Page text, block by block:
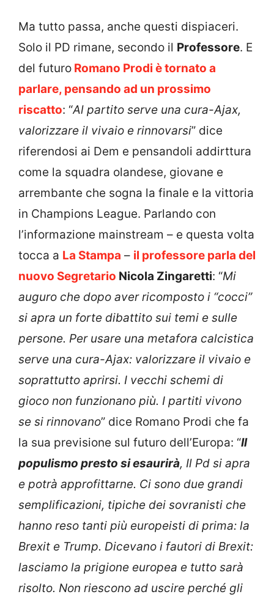
Ma tutto passa, anche questi dispiaceri.
Solo il PD rimane, secondo il Professore. E
del futuro Romano Prodi è tornato a
parlare, pensando ad un prossimo
riscatto: “Al partito serve una cura-Ajax,
valorizzare il vivaio e rinnovarsi” dice
riferendosi ai Dem e pensandoli addirttura
come la squadra olandese, giovane e
arrembante che sogna la finale e la vittoria
in Champions League. Parlando con
l’informazione mainstream – e questa volta
tocca a La Stampa – il professore parla del
nuovo Segretario Nicola Zingaretti: “Mi
auguro che dopo aver ricomposto i “cocci”
si apra un forte dibattito sui temi e sulle
persone. Per usare una metafora calcistica
serve una cura-Ajax: valorizzare il vivaio e
soprattutto aprirsi. I vecchi schemi di
gioco non funzionano più. I partiti vivono
se si rinnovano” dice Romano Prodi che fa
la sua previsione sul futuro dell’Europa: “Il
populismo presto si esaurirà, Il Pd si apra
e potrà approfittarne. Ci sono due grandi
semplificazioni, tipiche dei sovranisti che
hanno reso tanti più europeisti di prima: la
Brexit e Trump. Dicevano i fautori di Brexit:
lasciamo la prigione europea e tutto sarà
risolto. Non riescono ad uscire perché gli